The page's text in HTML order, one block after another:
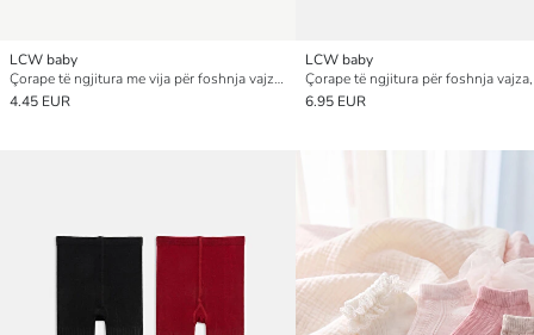
LCW baby
Çorape të ngjitura me vija për foshnja vajza, 2 pako
4.45 EUR
LCW baby
6.95 EUR